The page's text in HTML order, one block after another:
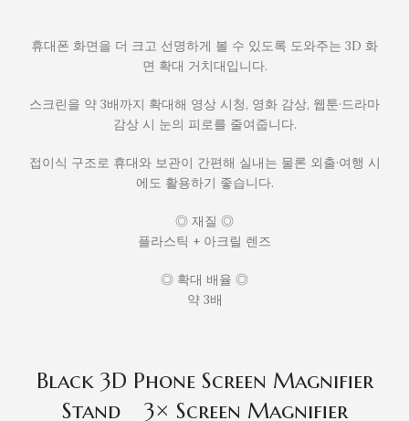
휴대폰 화면을 더 크고 선명하게 볼 수 있도록 도와주는 3D 화
면 확대 거치대입니다.
스크린을 약 3배까지 확대해 영상 시청, 영화 감상, 웹툰·드라마
감상 시 눈의 피로를 줄여줍니다.
접이식 구조로 휴대와 보관이 간편해 실내는 물론 외출·여행 시
에도 활용하기 좋습니다.
◎ 재질 ◎
플라스틱 + 아크릴 렌즈
◎ 확대 배율 ◎
약 3배
Black 3D Phone Screen Magnifier
Stand _ 3× Screen Magnifier